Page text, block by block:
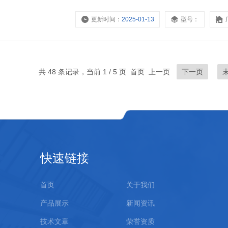
更新时间：2025-01-13 型号：
共 48 条记录，当前 1 / 5 页 首页 上一页 下一页
快速链接
首页 关于我们
产品展示 新闻资讯
技术文章 荣誉资质